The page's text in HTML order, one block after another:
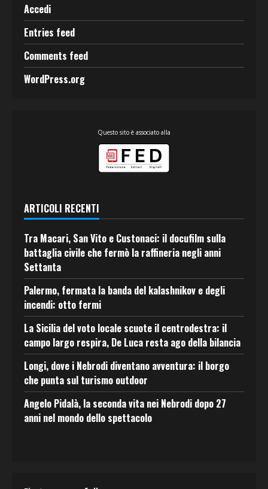
Accedi
Entries feed
Comments feed
WordPress.org
Questo sito è associato alla
ARTICOLI RECENTI
Tra Macari, San Vito e Custonaci: il docufilm sulla
battaglia civile che fermò la raffineria negli anni
Settanta
Palermo, fermata la banda del kalashnikov e degli
incendi: otto fermi
La Sicilia del voto locale scuote il centrodestra: il
campo largo respira, De Luca resta ago della bilancia
Longi, dove i Nebrodi diventano avventura: il borgo
che punta sul turismo outdoor
Angelo Pidalà, la seconda vita nei Nebrodi dopo 27
anni nel mondo dello spettacolo